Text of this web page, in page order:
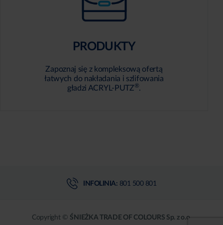
PRODUKTY
Zapoznaj się z kompleksową ofertą
łatwych do nakładania i szlifowania
gładzi ACRYL-PUTZ®.
INFOLINIA: 801 500 801
Copyright © ŚNIEŻKA TRADE OF COLOURS Sp. z o.o.